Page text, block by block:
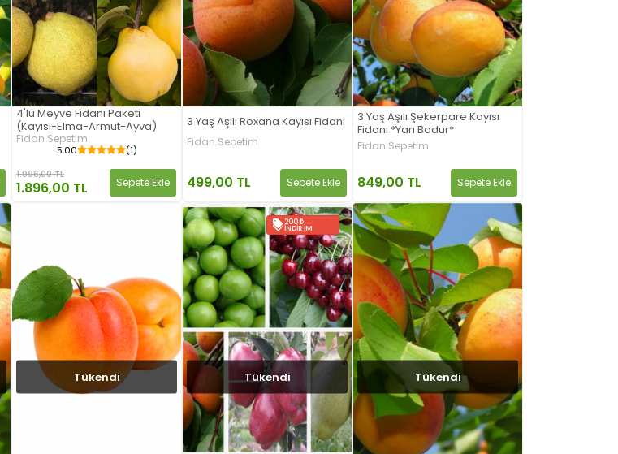
4'lü Meyve Fidanı Paketi
(Kayısı-Elma-Armut-Ayva)
Fidan Sepetim
5.00
(1)
1.996,00 TL
1.896,00 TL Sepete Ekle
3 Yaş Aşılı Roxana Kayısı Fidanı
Fidan Sepetim
499,00 TL Sepete Ekle
3 Yaş Aşılı Şekerpare Kayısı
Fidanı *Yarı Bodur*
Fidan Sepetim
849,00 TL Sepete Ekle
Tükendi
200
İNDIRIM
Tükendi Tükendi